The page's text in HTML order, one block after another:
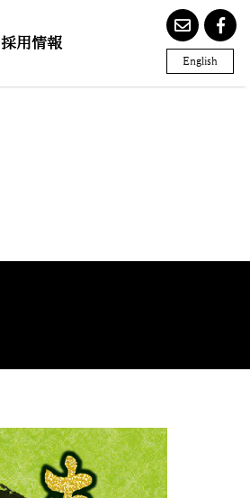
採用情報
English